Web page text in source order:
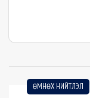
ӨМНӨХ НИЙТЛЭЛ